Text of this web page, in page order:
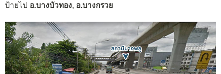
ป้ายไป อ.บางบัวทอง, อ.บางกรวย